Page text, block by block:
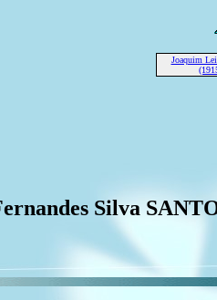
Joaquim
Silva